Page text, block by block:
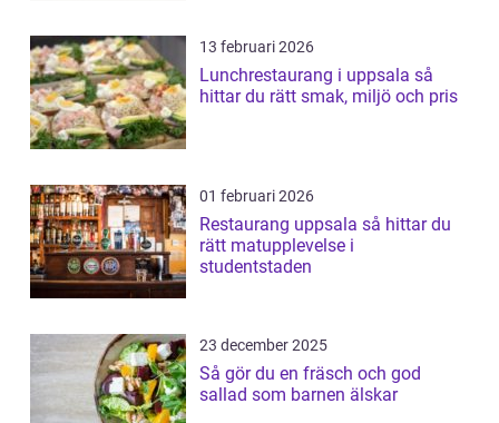
13 februari 2026
Lunchrestaurang i uppsala så
hittar du rätt smak, miljö och pris
01 februari 2026
Restaurang uppsala så hittar du
rätt matupplevelse i
studentstaden
23 december 2025
Så gör du en fräsch och god
sallad som barnen älskar